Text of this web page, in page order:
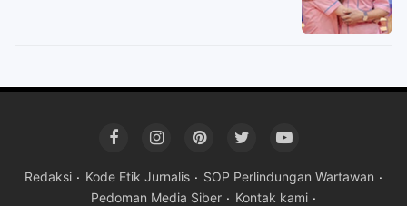
Redaksi Kode Etik Jurnalis
SOP Perlindungan Wartawan
Pedoman Media Siber
Kontak kami